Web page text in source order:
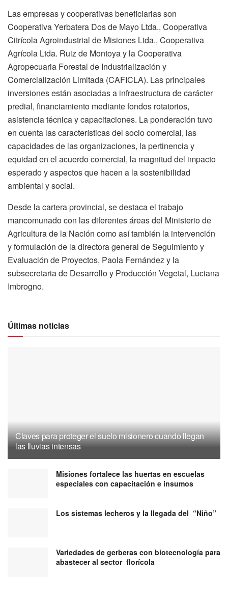
Las empresas y cooperativas beneficiarias son
Cooperativa Yerbatera Dos de Mayo Ltda., Cooperativa
Citrícola Agroindustrial de Misiones Ltda., Cooperativa
Agrícola Ltda. Ruiz de Montoya y la Cooperativa
Agropecuaria Forestal de Industrialización y
Comercialización Limitada (CAFICLA). Las principales
inversiones están asociadas a infraestructura de carácter
predial, financiamiento mediante fondos rotatorios,
asistencia técnica y capacitaciones. La ponderación tuvo
en cuenta las características del socio comercial, las
capacidades de las organizaciones, la pertinencia y
equidad en el acuerdo comercial, la magnitud del impacto
esperado y aspectos que hacen a la sostenibilidad
ambiental y social.
Desde la cartera provincial, se destaca el trabajo
mancomunado con las diferentes áreas del Ministerio de
Agricultura de la Nación como así también la intervención
y formulación de la directora general de Seguimiento y
Evaluación de Proyectos, Paola Fernández y la
subsecretaria de Desarrollo y Producción Vegetal, Luciana
Imbrogno.
Últimas noticias
Claves para proteger el suelo misionero cuando llegan
las lluvias intensas
Misiones fortalece las huertas en escuelas
especiales con capacitación e insumos
Los sistemas lecheros y la llegada del “Niño”
Variedades de gerberas con biotecnología para
abastecer al sector florícola